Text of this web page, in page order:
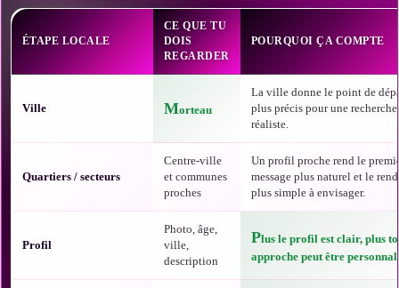
ÉTAPE LOCALE
CE QUE TU
DOIS
REGARDER
POURQUOI ÇA COMPTE
Ville Morteau
La ville donne le point de
plus précis pour une
réaliste.
Quartiers / secteurs
Centre-ville
et communes
proches
Un profil proche rend le
message plus naturel et le
plus simple à envisager.
Profil
Photo, âge,
ville,
description
Plus le profil est clair, plus
approche peut être